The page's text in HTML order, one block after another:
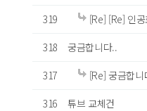
319
[Re] [Re] 인
318
궁금합니다..
317
[Re] 궁금합니
316
튜브 교체건